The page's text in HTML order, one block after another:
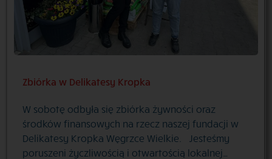
Zbiórka w Delikatesy Kropka
W sobotę odbyła się zbiórka żywności oraz
środków finansowych na rzecz naszej fundacji w
Delikatesy Kropka Węgrzce Wielkie. Jesteśmy
poruszeni życzliwością i otwartością lokalnej…